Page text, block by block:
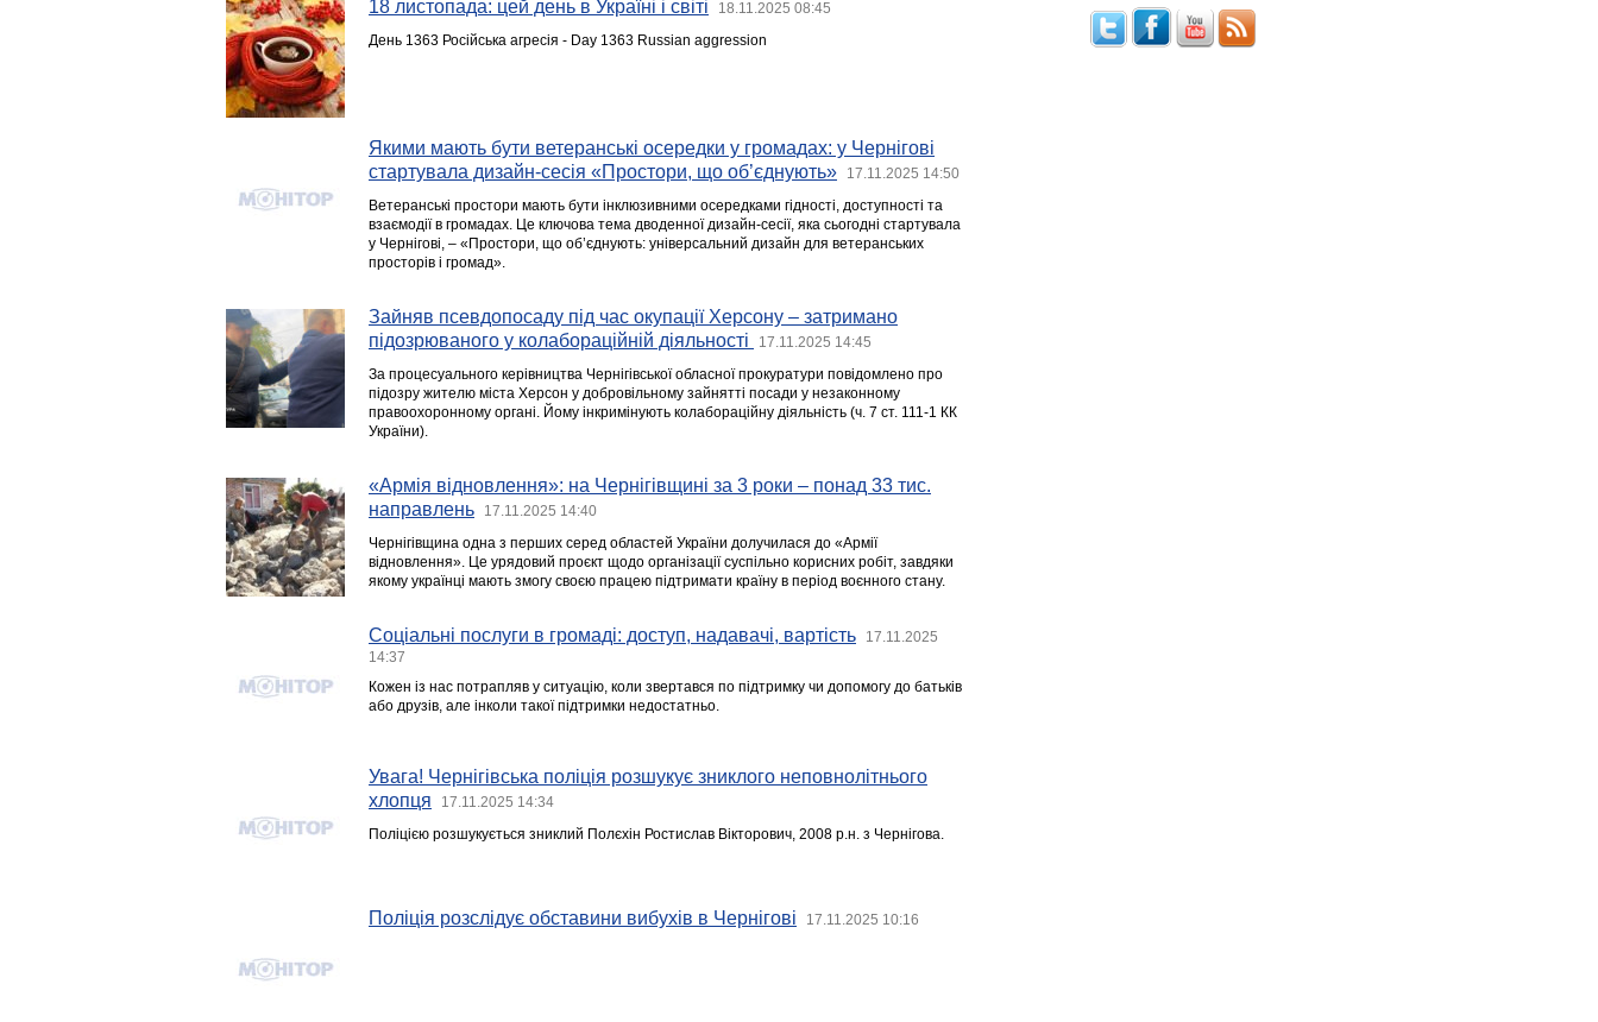
18 листопада: цей день в Україні і світі 18.11.2025 08:45
День 1363 Російська агресія - Day 1363 Russian aggression
Якими мають бути ветеранські осередки у громадах: у Чернігові
стартувала дизайн-сесія «Простори, що об’єднують»
17.11.2025 14:50
Ветеранські простори мають бути інклюзивними осередками гідності, доступності та
взаємодії в громадах. Це ключова тема дводенної дизайн-сесії, яка сьогодні стартувала
у Чернігові, – «Простори, що об’єднують: універсальний дизайн для ветеранських
просторів і громад».
Зайняв псевдопосаду під час окупації Херсону – затримано
підозрюваного у колабораційній діяльності
17.11.2025 14:45
За процесуального керівництва Чернігівської обласної прокуратури повідомлено про
підозру жителю міста Херсон у добровільному зайнятті посади у незаконному
правоохоронному органі. Йому інкримінують колабораційну діяльність (ч. 7 ст. 111-1 КК
України).
«Армія відновлення»: на Чернігівщині за 3 роки – понад 33 тис.
направлень
17.11.2025 14:40
Чернігівщина одна з перших серед областей України долучилася до «Армії
відновлення». Це урядовий проєкт щодо організації суспільно корисних робіт, завдяки
якому українці мають змогу своєю працею підтримати країну в період воєнного стану.
Соціальні послуги в громаді: доступ, надавачі, вартість
17.11.2025
14:37
Кожен із нас потрапляв у ситуацію, коли звертався по підтримку чи допомогу до батьків
або друзів, але інколи такої підтримки недостатньо.
Увага! Чернігівська поліція розшукує зниклого неповнолітнього
хлопця
17.11.2025 14:34
Поліцією розшукується зниклий Полєхін Ростислав Вікторович, 2008 р.н. з Чернігова.
Поліція розслідує обставини вибухів в Чернігові 17.11.2025 10:16